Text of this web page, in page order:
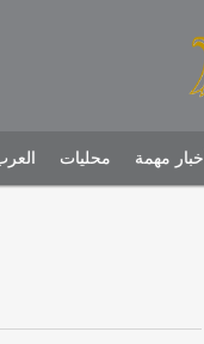
أخبار مهمة محليات